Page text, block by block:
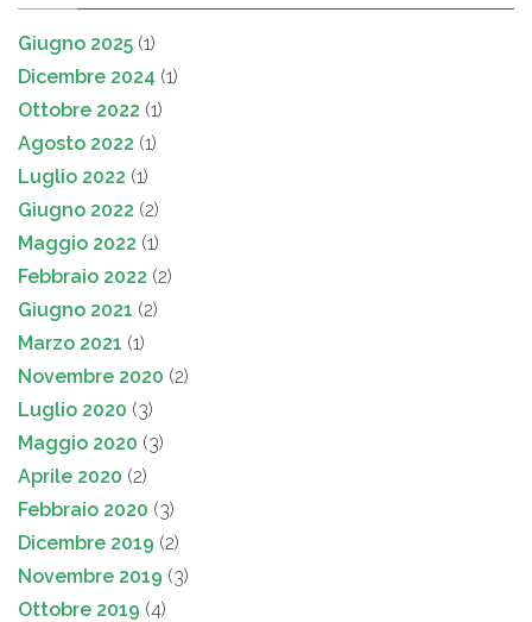
Giugno 2025 (1)
Dicembre 2024 (1)
Ottobre 2022 (1)
Agosto 2022 (1)
Luglio 2022 (1)
Giugno 2022 (2)
Maggio 2022 (1)
Febbraio 2022 (2)
Giugno 2021 (2)
Marzo 2021 (1)
Novembre 2020 (2)
Luglio 2020 (3)
Maggio 2020 (3)
Aprile 2020 (2)
Febbraio 2020 (3)
Dicembre 2019 (2)
Novembre 2019 (3)
Ottobre 2019 (4)